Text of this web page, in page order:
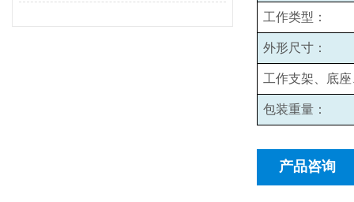
工作类型：
外形尺寸：
工作支架、底
包装重量：
产品咨询